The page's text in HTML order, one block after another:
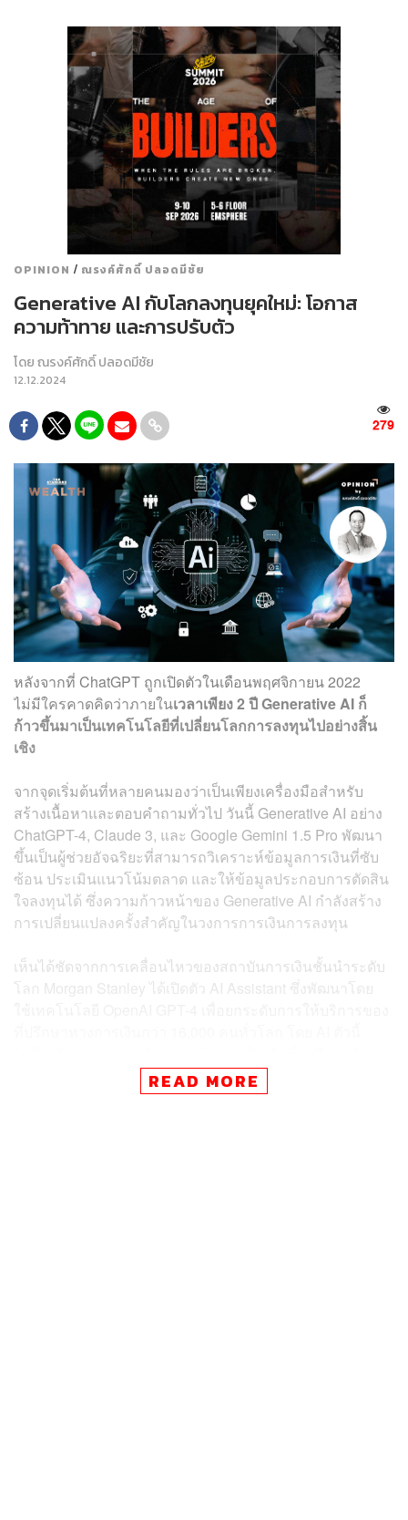
OPINION / ณรงค์ศักดิ์ ปลอดมีชัย
Generative AI กับโลกลงทุนยุคใหม่: โอกาส
ความท้าทาย และการปรับตัว
โดยณรงค์ศักดิ์ ปลอดมีชัย
12.12.2024
279
หลังจากที่ ChatGPT ถูกเปิดตัวในเดือนพฤศจิกายน 2022
ไม่มีใครคาดคิดว่าภายในเวลาเพียง 2 ปี Generative AI ก็
ก้าวขึ้นมาเป็นเทคโนโลยีที่เปลี่ยนโลกการลงทุนไปอย่างสิ้น
เชิง
จากจุดเริ่มต้นที่หลายคนมองว่าเป็นเพียงเครื่องมือสำหรับ
สร้างเนื้อหาและตอบคำถามทั่วไป วันนี้ Generative AI อย่าง
ChatGPT-4, Claude 3, และ Google Gemini 1.5 Pro พัฒนา
ขึ้นเป็นผู้ช่วยอัจฉริยะที่สามารถวิเคราะห์ข้อมูลการเงินที่ซับ
ซ้อน ประเมินแนวโน้มตลาด และให้ข้อมูลประกอบการตัดสิน
ใจลงทุนได้ ซึ่งความก้าวหน้าของ Generative AI กำลังสร้าง
การเปลี่ยนแปลงครั้งสำคัญในวงการการเงินการลงทุน
เห็นได้ชัดจากการเคลื่อนไหวของสถาบันการเงินชั้นนำระดับ
โลก Morgan Stanley ได้เปิดตัว AI Assistant ซึ่งพัฒนาโดย
ข้อมูลและความเชี่ยวชาญด้านการเงินการลงทุนโดยเฉพาะ
ทำให้สามารถวิเคราะห์ข้อมูลตลาด ให้คำแนะนำด้านการ
READ MORE